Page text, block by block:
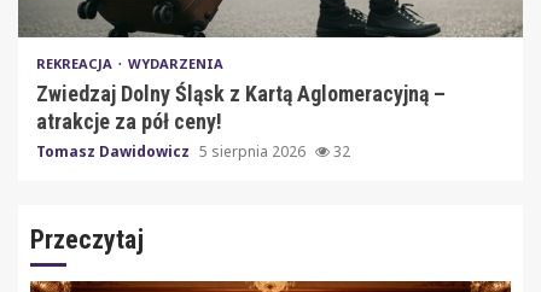
REKREACJA WYDARZENIA
Zwiedzaj Dolny Śląsk z Kartą Aglomeracyjną –
atrakcje za pół ceny!
Tomasz Dawidowicz 5 sierpnia 2026 32
Przeczytaj